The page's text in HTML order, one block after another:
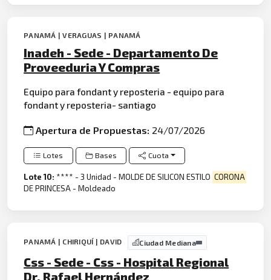
PANAMÁ | VERAGUAS | PANAMÁ
Inadeh - Sede - Departamento De
Proveeduria Y Compras
Equipo para fondant y reposteria - equipo para
fondant y reposteria- santiago
Apertura de Propuestas: 24/07/2026
Lotes Bases Cuota
Lote 10: **** - 3 Unidad - MOLDE DE SILICON ESTILO CORONA
DE PRINCESA - Moldeado
PANAMÁ | CHIRIQUÍ | DAVID Ciudad Mediana
Css - Sede - Css - Hospital Regional
Dr. Rafael Hernández